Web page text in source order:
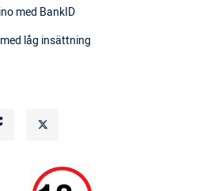
med BankID
låg insättning